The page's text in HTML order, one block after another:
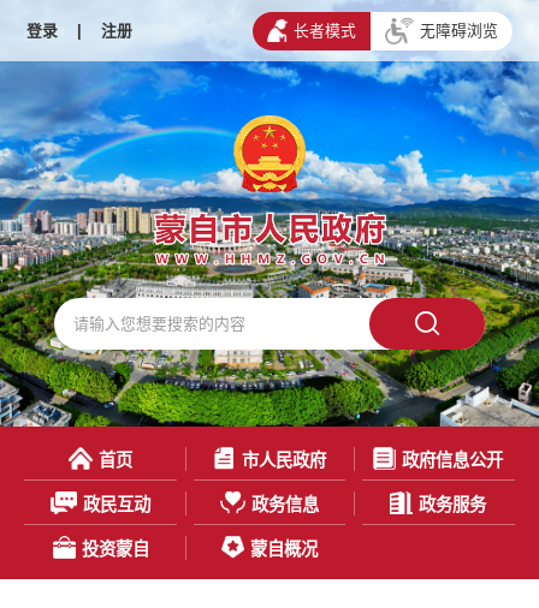
登录 | 注册 长者模式 无障碍浏览
首页 市人民政府 政府信息公开
政民互动 政务信息 政务服务
投资蒙自 蒙自概况